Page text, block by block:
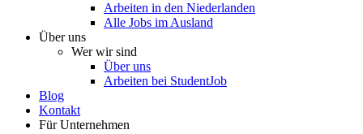
Arbeiten in den Niederlanden
Alle Jobs im Ausland
Über uns
Wer wir sind
Über uns
Arbeiten bei StudentJob
Blog
Kontakt
Für Unternehmen